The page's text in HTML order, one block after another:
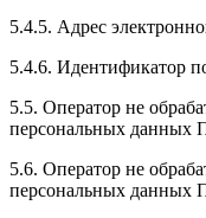
5.4.5. Адрес
5.4.6. Идентификатор
5.5. Оператор не
персональных данных
5.6. Оператор не
персональных данных